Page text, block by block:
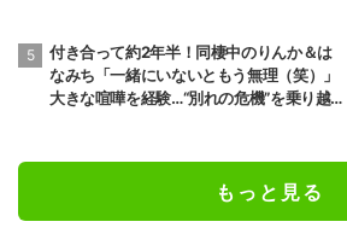
付き合って約2年半！同棲中のりんか＆は
なみち「一緒にいないともう無理（笑）」
大きな喧嘩を経験…“別れの危機”を乗り越え
もっと見る